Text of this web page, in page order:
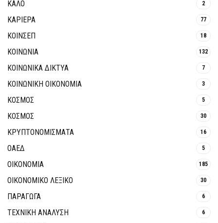
ΚΑΛΟ 2
ΚΑΡΙΕΡΑ 77
ΚΟΙΝΣΕΠ 18
ΚΟΙΝΩΝΙΑ 132
ΚΟΙΝΩΝΙΚΆ ΔΊΚΤΥΑ 7
ΚΟΙΝΩΝΙΚΉ ΟΙΚΟΝΟΜΊΑ 3
ΚΟΣΜΟΣ 5
ΚΟΣΜΟΣ 30
ΚΡΥΠΤΟΝΟΜΊΣΜΑΤΑ 16
ΟΑΕΔ 5
ΟΙΚΟΝΟΜΙΑ 185
ΟΙΚΟΝΟΜΙΚΟ ΛΕΞΙΚΟ 30
ΠΑΡΑΓΩΓΑ 6
ΤΕΧΝΙΚΗ ΑΝΑΛΥΣΗ 6